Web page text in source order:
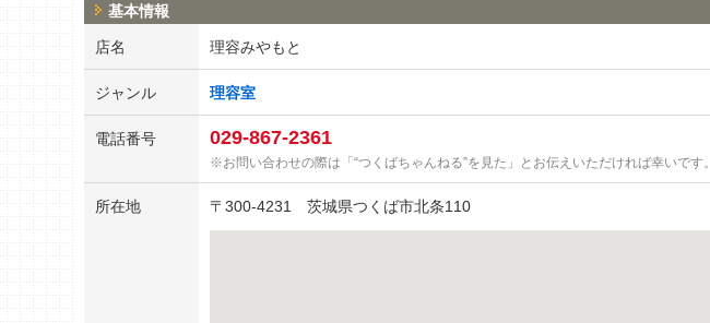
基本情報
店名 理容みやもと
ジャンル 理容室
電話番号 029-867-2361
お問い合わせの際は「“つくばちゃんねる”を見た」とお伝えいただければ幸いです。
所在地 〒 300-4231 茨城県つくば市北条110